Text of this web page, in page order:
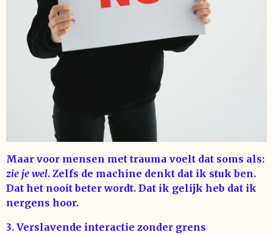
Maar voor mensen met trauma voelt dat soms als:
zie je wel. Zelfs de machine denkt dat ik stuk ben.
Dat het nooit beter wordt. Dat ik gelijk heb dat ik
nergens hoor.
3. Verslavende interactie zonder grens